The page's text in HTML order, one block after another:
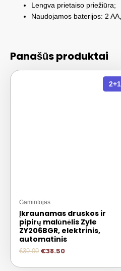
Lengva prietaiso priežiūra;
Naudojamos baterijos: 2
Panašūs produktai
2+1
Gamintojas
Įkraunamas druskos ir
pipirų malūnėlis Zyle
ZY206BGR, elektrinis,
automatinis
€39.00 €38.50